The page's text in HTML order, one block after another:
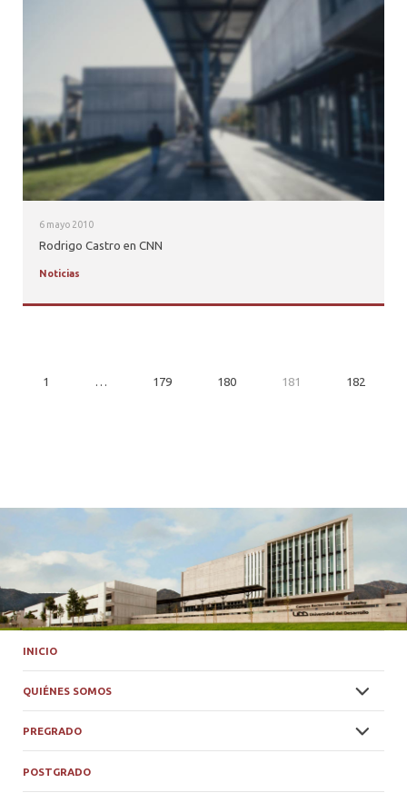
6 mayo 2010
Rodrigo Castro en CNN
Noticias
1 … 179 180 181 182
INICIO
QUIÉNES SOMOS
PREGRADO
POSTGRADO